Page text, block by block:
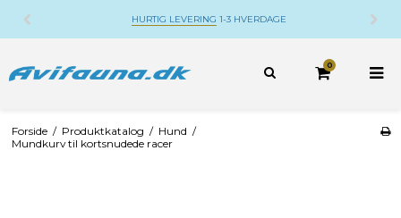
HURTIG LEVERING 1-3 HVERDAGE
0
Forside / Produktkatalog / Hund /
Mundkurv til kortsnudede racer